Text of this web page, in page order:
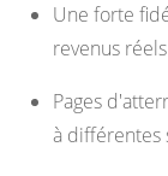
Une forte
revenus
Pages
à différentes